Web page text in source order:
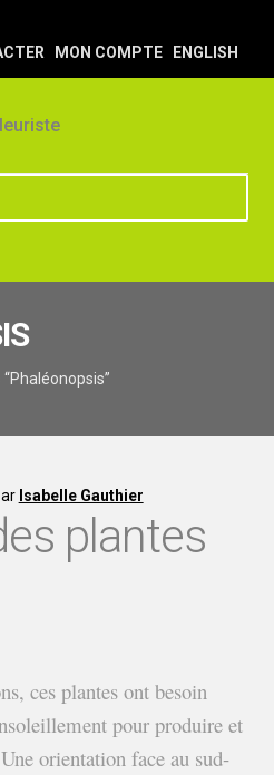
MON COMPTE ENGLISH
Isabelle Gauthier
plantes
ces plantes ont besoin
pour produire et
orientation face au sud-